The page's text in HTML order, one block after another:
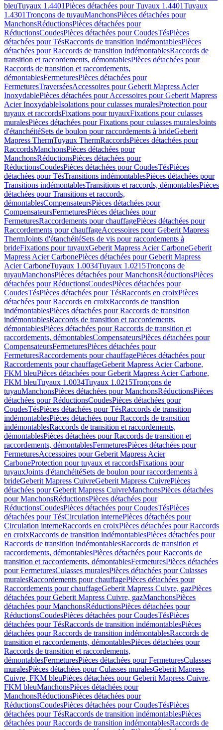
bleuTuyaux 1.4401Pièces détachées pour Tuyaux 1.4401Tuyaux
1.4301Tronçons de tuyauManchonsPièces détachées pour
ManchonsRéductionsPièces détachées pour
RéductionsCoudesPièces détachées pour CoudesTésPièces
détachées pour TésRaccords de transition indémontablesPièces
détachées pour Raccords de transition indémontablesRaccords de
transition et raccordements, démontablesPièces détachées pour
Raccords de transition et raccordements,
démontablesFermeturesPièces détachées pour
FermeturesTraverséesAccessoires pour Geberit Mapress Acier
InoxydablePièces détachées pour Accessoires pour Geberit Mapress
Acier InoxydableIsolations pour culasses muralesProtection pour
tuyaux et raccordsFixations pour tuyauxFixations pour culasses
muralesPièces détachées pour Fixations pour culasses muralesJoints
d'étanchéitéSets de boulon pour raccordements à brideGeberit
Mapress ThermTuyaux ThermRaccordsPièces détachées pour
RaccordsManchonsPièces détachées pour
ManchonsRéductionsPièces détachées pour
RéductionsCoudesPièces détachées pour CoudesTésPièces
détachées pour TésTransitions indémontablesPièces détachées pour
Transitions indémontablesTransitions et raccords, démontablesPièces
détachées pour Transitions et raccords,
démontablesCompensateursPièces détachées pour
CompensateursFermeturesPièces détachées pour
FermeturesRaccordements pour chauffagePièces détachées pour
Raccordements pour chauffageAccessoires pour Geberit Mapress
ThermJoints d'étanchéitéSets de vis pour raccordements à
brideFixations pour tuyauxGeberit Mapress Acier CarboneGeberit
Mapress Acier CarbonePièces détachées pour Geberit Mapress
Acier CarboneTuyaux 1.0034Tuyaux 1.0215Tronçons de
tuyauManchonsPièces détachées pour ManchonsRéductionsPièces
détachées pour RéductionsCoudesPièces détachées pour
CoudesTésPièces détachées pour TésRaccords en croixPièces
détachées pour Raccords en croixRaccords de transition
indémontablesPièces détachées pour Raccords de transition
indémontablesRaccords de transition et raccordements,
démontablesPièces détachées pour Raccords de transition et
raccordements, démontablesCompensateursPièces détachées pour
CompensateursFermeturesPièces détachées pour
FermeturesRaccordements pour chauffagePièces détachées pour
Raccordements pour chauffageGeberit Mapress Acier Carbone,
FKM bleuPièces détachées pour Geberit Mapress Acier Carbone,
FKM bleuTuyaux 1.0034Tuyaux 1.0215Tronçons de
tuyauManchonsPièces détachées pour ManchonsRéductionsPièces
détachées pour RéductionsCoudesPièces détachées pour
CoudesTésPièces détachées pour TésRaccords de transition
indémontablesPièces détachées pour Raccords de transition
indémontablesRaccords de transition et raccordements,
démontablesPièces détachées pour Raccords de transition et
raccordements, démontablesFermeturesPièces détachées pour
FermeturesAccessoires pour Geberit Mapress Acier
CarboneProtection pour tuyaux et raccordsFixations pour
tuyauxJoints d'étanchéitéSets de boulon pour raccordements à
brideGeberit Mapress CuivreGeberit Mapress CuivrePièces
détachées pour Geberit Mapress CuivreManchonsPièces détachées
pour ManchonsRéductionsPièces détachées pour
RéductionsCoudesPièces détachées pour CoudesTésPièces
détachées pour TésCirculation internePièces détachées pour
Circulation interneRaccords en croixPièces détachées pour Raccords
en croixRaccords de transition indémontablesPièces détachées pour
Raccords de transition indémontablesRaccords de transition et
raccordements, démontablesPièces détachées pour Raccords de
transition et raccordements, démontablesFermeturesPièces détachées
pour FermeturesCulasses muralesPièces détachées pour Culasses
muralesRaccordements pour chauffagePièces détachées pour
Raccordements pour chauffageGeberit Mapress Cuivre, gazPièces
détachées pour Geberit Mapress Cuivre, gazManchonsPièces
détachées pour ManchonsRéductionsPièces détachées pour
RéductionsCoudesPièces détachées pour CoudesTésPièces
détachées pour TésRaccords de transition indémontablesPièces
détachées pour Raccords de transition indémontablesRaccords de
transition et raccordements, démontablesPièces détachées pour
Raccords de transition et raccordements,
démontablesFermeturesPièces détachées pour FermeturesCulasses
muralesPièces détachées pour Culasses muralesGeberit Mapress
Cuivre, FKM bleuPièces détachées pour Geberit Mapress Cuivre,
FKM bleuManchonsPièces détachées pour
ManchonsRéductionsPièces détachées pour
RéductionsCoudesPièces détachées pour CoudesTésPièces
détachées pour TésRaccords de transition indémontablesPièces
détachées pour Raccords de transition indémontablesRaccords de